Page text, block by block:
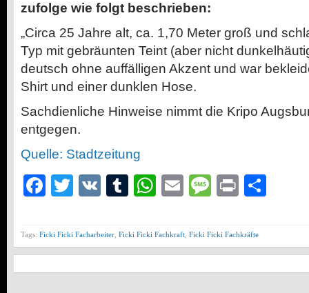
zufolge wie folgt beschrieben:
„Circa 25 Jahre alt, ca. 1,70 Meter groß und
Typ mit gebräunten Teint (aber nicht
deutsch ohne auffälligen Akzent und war
Shirt und einer dunklen Hose.
Sachdienliche Hinweise nimmt die Kripo
entgegen.
Quelle: Stadtzeitung
Facebook
Twitter
VK Tumblr
WhatsApp
EmailMessage
Print
Tags: Ficki Ficki Facharbeiter Ficki Ficki Fachkraft Ficki Ficki Fachkräfte